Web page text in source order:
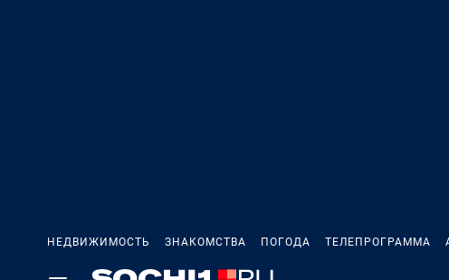
НЕДВИЖИМОСТЬ ЗНАКОМСТВА ПОГОДА ТЕЛЕПРОГРАММА